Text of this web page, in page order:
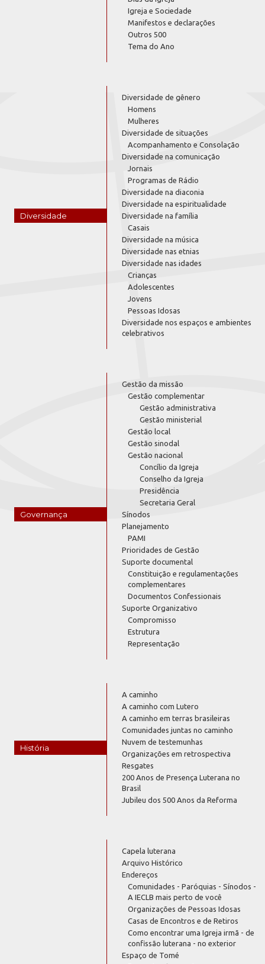
Igreja e Sociedade
Manifestos e declarações
Outros 500
Tema do Ano
Diversidade
Diversidade de gênero
Homens
Mulheres
Diversidade de situações
Acompanhamento e Consolação
Diversidade na comunicação
Jornais
Programas de Rádio
Diversidade na diaconia
Diversidade na espiritualidade
Diversidade na família
Casais
Diversidade na música
Diversidade nas etnias
Diversidade nas idades
Crianças
Adolescentes
Jovens
Pessoas Idosas
Diversidade nos espaços e ambientes
celebrativos
Governança
Gestão da missão
Gestão complementar
Gestão administrativa
Gestão ministerial
Gestão local
Gestão sinodal
Gestão nacional
Concílio da Igreja
Conselho da Igreja
Presidência
Secretaria Geral
Sínodos
Planejamento
PAMI
Prioridades de Gestão
Suporte documental
Constituição e regulamentações
complementares
Documentos Confessionais
Suporte Organizativo
Compromisso
Estrutura
Representação
História
A caminho
A caminho com Lutero
A caminho em terras brasileiras
Comunidades juntas no caminho
Nuvem de testemunhas
Organizações em retrospectiva
Resgates
200 Anos de Presença Luterana no
Brasil
Jubileu dos 500 Anos da Reforma
Capela luterana
Arquivo Histórico
Endereços
Comunidades - Paróquias - Sínodos -
A IECLB mais perto de você
Organizações de Pessoas Idosas
Casas de Encontros e de Retiros
Como encontrar uma Igreja irmã - de
confissão luterana - no exterior
Espaço de Tomé